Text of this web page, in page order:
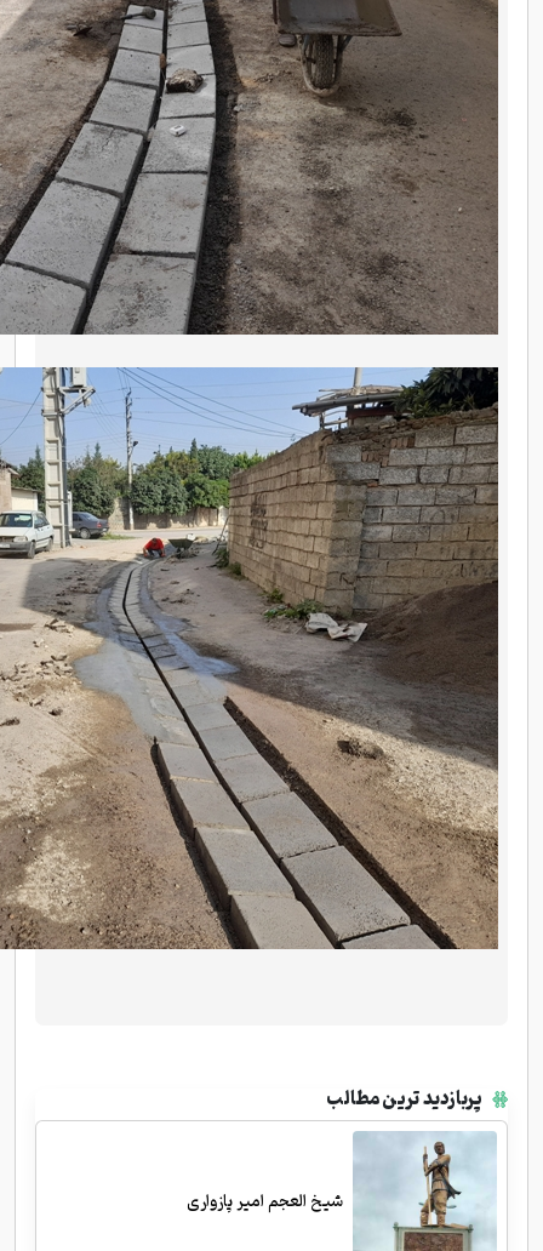
پربازدید ترین مطالب
شیخ العجم امیر پازواری